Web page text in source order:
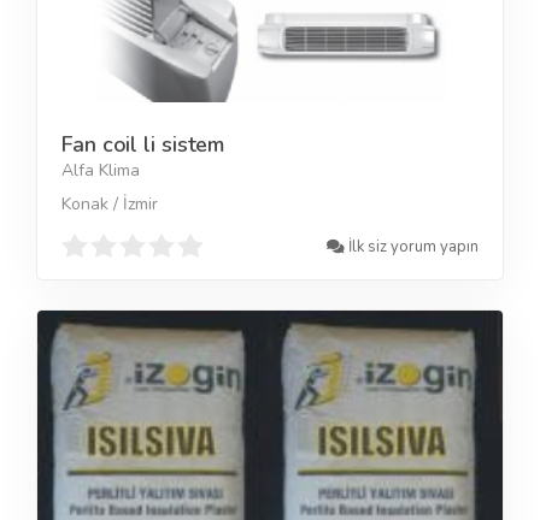
Fan coil li sistem
Alfa Klima
Konak / İzmir
İlk siz yorum yapın